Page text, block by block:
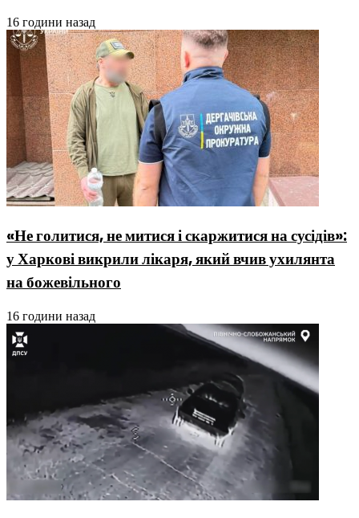
16 години назад
«Не голитися, не митися і скаржитися на сусідів»:
у Харкові викрили лікаря, який вчив ухилянта
на божевільного
16 години назад